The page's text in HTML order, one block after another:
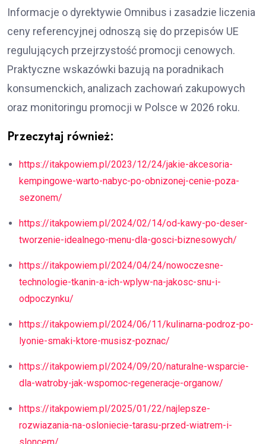
Informacje o dyrektywie Omnibus i zasadzie liczenia
ceny referencyjnej odnoszą się do przepisów UE
regulujących przejrzystość promocji cenowych.
Praktyczne wskazówki bazują na poradnikach
konsumenckich, analizach zachowań zakupowych
oraz monitoringu promocji w Polsce w 2026 roku.
Przeczytaj również:
https://itakpowiem.pl/2023/12/24/jakie-akcesoria-
kempingowe-warto-nabyc-po-obnizonej-cenie-poza-
sezonem/
https://itakpowiem.pl/2024/02/14/od-kawy-po-deser-
tworzenie-idealnego-menu-dla-gosci-biznesowych/
https://itakpowiem.pl/2024/04/24/nowoczesne-
technologie-tkanin-a-ich-wplyw-na-jakosc-snu-i-
odpoczynku/
https://itakpowiem.pl/2024/06/11/kulinarna-podroz-po-
lyonie-smaki-ktore-musisz-poznac/
https://itakpowiem.pl/2024/09/20/naturalne-wsparcie-
dla-watroby-jak-wspomoc-regeneracje-organow/
https://itakpowiem.pl/2025/01/22/najlepsze-
rozwiazania-na-osloniecie-tarasu-przed-wiatrem-i-